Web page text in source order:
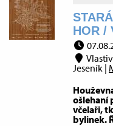
HOR /
Jeseník |
ošlehaní
včelaři,
bylinek.